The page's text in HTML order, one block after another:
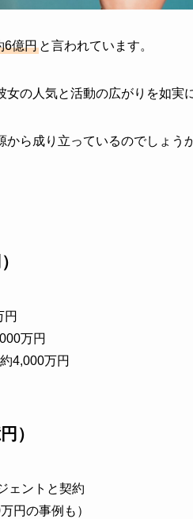
6億円 と言われています。
の人気と活動の広がりを如実
ら成り立っているのでしょうか
円
万円
4,000万円
）
ェントと契約
円の事例も）